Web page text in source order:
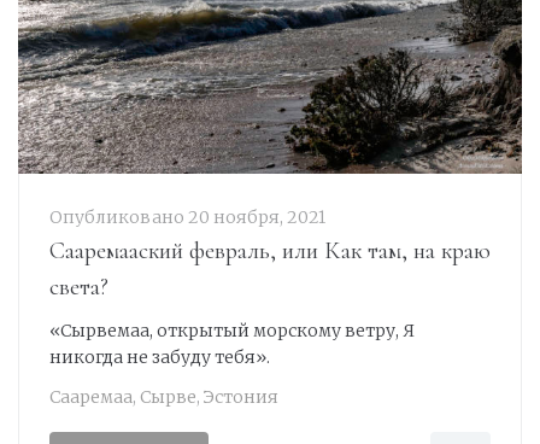
Опубликовано 20 ноября, 2021
Сааремааский февраль, или Как там, на краю
света?
«Сырвемаа, открытый морскому ветру, Я
никогда не забуду тебя».
Сааремаа, Сырве, Эстония